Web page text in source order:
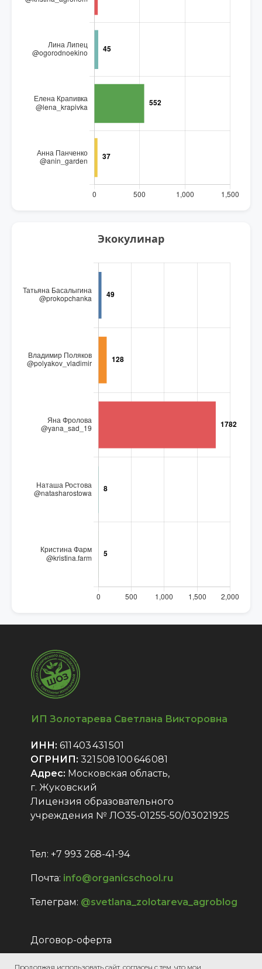
Экокулинар
Продолжая использовать сайт, согласен с тем, что мои
ИНН: 611 403 431 501
ОГРНИП: 321 508 100 646 081
Адрес: Московская область,
г. Жуковский
Лицензия образовательного
учреждения № ЛО35-01255-50/03021925
Почта: info@organicschool.ru
Тел: +7 993 268-41-94
Договор-оферта
ИП Золотарева Светлана Викторовна
Телеграм: @svetlana_zolotareva_agroblog